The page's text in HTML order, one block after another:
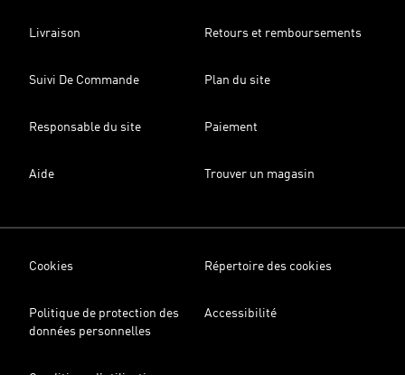
Livraison Retours et remboursements
Suivi De Commande Plan du site
Responsable du site Paiement
Aide Trouver un magasin
Cookies Répertoire des cookies
Politique de protection des
données personnelles
Accessibilité